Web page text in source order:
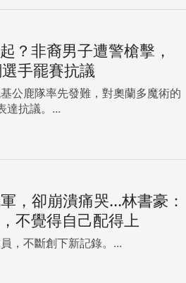
？非裔男子遭警槍擊，
手罷賽抗議
公鹿隊率先發難，對奧蘭多魔術的
達抗議。...
，卻崩潰痛哭...林書豪：
不覺得自己配得上
，不斷創下新記錄。...